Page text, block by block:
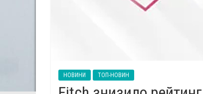
НОВИНИ ТОП-НОВИН